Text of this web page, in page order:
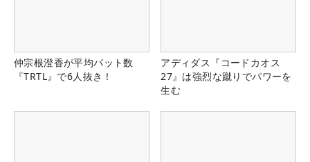
仲宗根澄香が平均パット数
『TRTL』で6人抜き！
アディダス『コードカオス
27』は強烈な蹴りでパワーを
生む